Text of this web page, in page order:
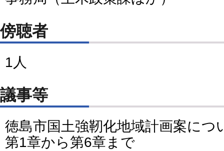
傍聴者
1人
議事等
徳島市国土強靭化地域計画案につ
第1章から第6章まで